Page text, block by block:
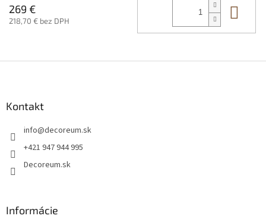
269 €
218,70 € bez DPH
Kontakt
info@decoreum.sk
+421 947 944 995
Decoreum.sk
Informácie